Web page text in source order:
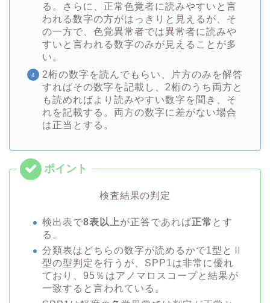
る。さらに、正常色覚者に読みやすいと言
われる数字の方がはっきりと見えるが、そ
の一方で、色覚異常者では異常者に読みや
すいと言われる数字のみが見えることが多
い。
2桁の数字を読んでもらい、片方のみを解答
すればその数字を記載し、2桁のうち両方と
も読めればより読みやすい数字を聞き、そ
れを記載する。両方の数字に差がない場合
は正当とする。
検査結果の判定
検出表で8表以上が正答であれば正常 とす
る。
分類表はどちらの数字が読めるかで1型とⅡ
型の型判定を行うが、SPP1は非常に優れ
ており、95％はアノマロスコープと結果が
一致すると言われている。